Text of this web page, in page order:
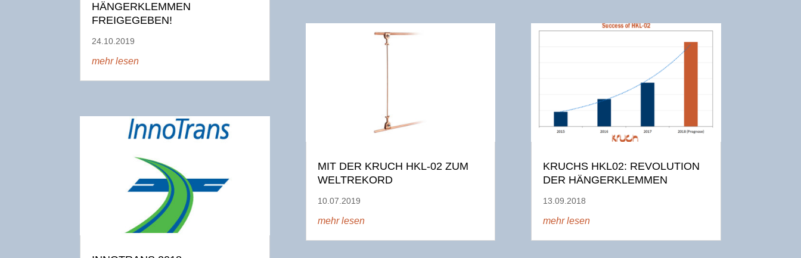
HÄNGERKLEMMEN
FREIGEGEBEN!
24.10.2019
mehr lesen
MIT DER KRUCH HKL-02 ZUM
WELTREKORD
10.07.2019
mehr lesen
KRUCHS HKL02: REVOLUTION
DER HÄNGERKLEMMEN
13.09.2018
mehr lesen